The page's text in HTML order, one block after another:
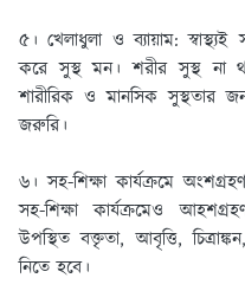
৫। খেলাধুলা ও ব্যায়াম:
করে সুস্থ মন। শরীর সুস্থ না
শারীরিক ও মানসিক সুস্থতার
জরুরি।
৬। সহ-শিক্ষা কার্যক্রমে
সহ-শিক্ষা কার্যক্রমেও
উপস্থিত বক্তৃতা, আবৃত্তি,
নিতে হবে।